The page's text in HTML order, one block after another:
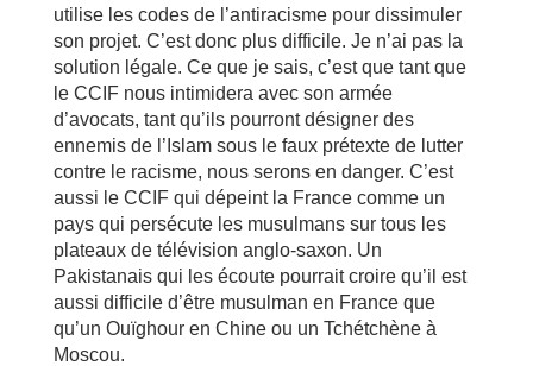
utilise les codes de l’antiracisme pour dissimuler
son projet. C’est donc plus difficile. Je n’ai pas la
solution légale. Ce que je sais, c’est que tant que
le CCIF nous intimidera avec son armée
d’avocats, tant qu’ils pourront désigner des
ennemis de l’Islam sous le faux prétexte de lutter
contre le racisme, nous serons en danger. C’est
aussi le CCIF qui dépeint la France comme un
pays qui persécute les musulmans sur tous les
plateaux de télévision anglo-saxon. Un
Pakistanais qui les écoute pourrait croire qu’il est
aussi difficile d’être musulman en France que
qu’un Ouïghour en Chine ou un Tchétchène à
Moscou.